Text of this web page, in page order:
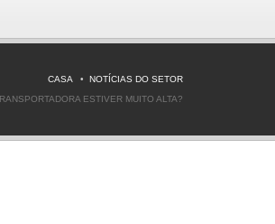
CASA
NOTÍCIAS DO SETOR
ESTIVER MUITO ALTA?